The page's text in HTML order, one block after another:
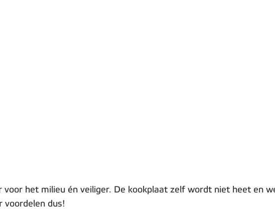
voor het milieu én veiliger. De kookplaat zelf wordt niet heet en
voordelen dus!